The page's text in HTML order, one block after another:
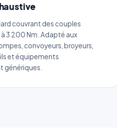
couvrant des couples
3 200 Nm. Adapté aux
convoyeurs, broyeurs,
et équipements
génériques.
trantorque
24h — Sans engagement
Entreprise